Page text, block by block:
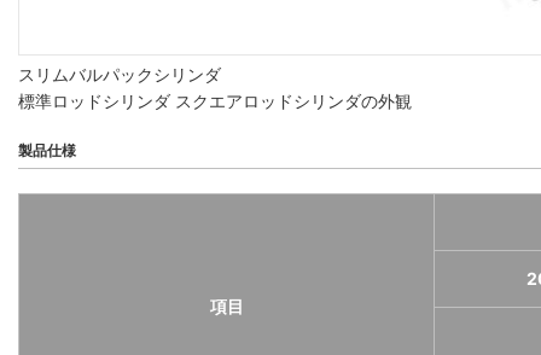
スリムバルパックシリンダ
標準ロッドシリンダ スクエアロッドシリンダの外観
製品仕様
項目